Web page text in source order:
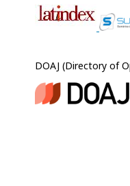
DOAJ (Directory of